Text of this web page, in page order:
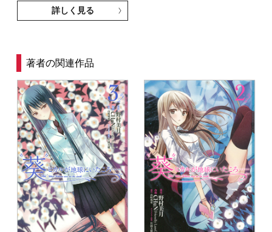
詳しく見る
著者の関連作品